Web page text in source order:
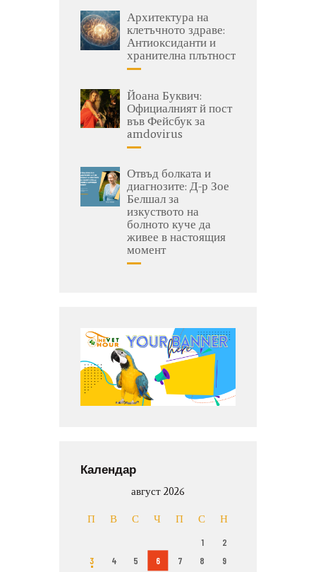
Архитектура на
клетъчното здраве:
Антиоксиданти и
хранителна плътност
Йоана Буквич:
Официалният й пост
във Фейсбук за
amdovirus
Отвъд болката и
диагнозите: Д-р Зое
Белшал за
изкуството на
болното куче да
живее в настоящия
момент
Календар
август 2026
П В С Ч П С Н
1
2
3
4 5 6 7 8
9